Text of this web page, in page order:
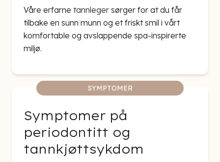
Våre erfarne tannleger sørger for at du får
tilbake en sunn munn og et friskt smil i vårt
komfortable og avslappende spa-inspirerte
miljø.
SYMPTOMER
Symptomer på
periodontitt og
tannkjøttsykdom